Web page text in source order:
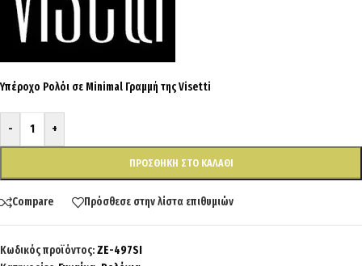
Υπέροχο Ρολόι σε Minimal Γραμμή της Visetti
- +
ΠΡΟΣΘΉΚΗ ΣΤΟ ΚΑΛΆΘΙ
Compare Πρόσθεσε στην λίστα επιθυμιών
Κωδικός προϊόντος:ZE-497SI